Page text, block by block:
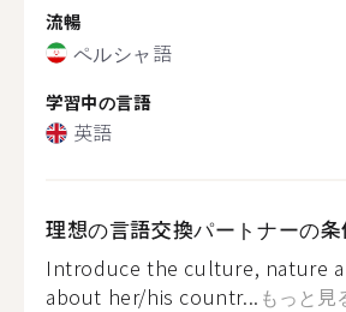
流暢
ペルシャ語
学習中の言語
英語
理想の言語交換パートナーの条
Introduce the culture, nature
about her/his countr... もっと見